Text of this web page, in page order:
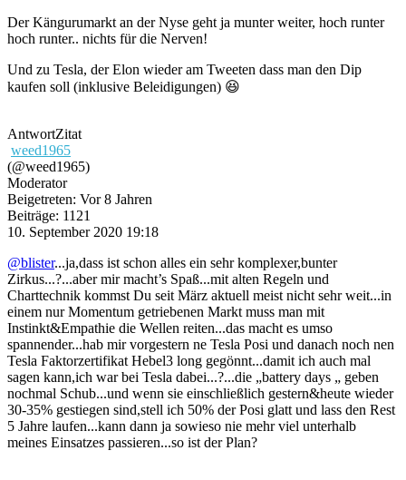
Der Kängurumarkt an der Nyse geht ja munter weiter, hoch runter
hoch runter.. nichts für die Nerven!
Und zu Tesla, der Elon wieder am Tweeten dass man den Dip
kaufen soll (inklusive Beleidigungen) 😆
AntwortZitat
weed1965
(@weed1965)
Moderator
Beigetreten: Vor 8 Jahren
Beiträge: 1121
10. September 2020 19:18
@blister...ja,dass ist schon alles ein sehr komplexer,bunter
Zirkus...?...aber mir macht’s Spaß...mit alten Regeln und
Charttechnik kommst Du seit März aktuell meist nicht sehr weit...in
einem nur Momentum getriebenen Markt muss man mit
Instinkt&Empathie die Wellen reiten...das macht es umso
spannender...hab mir vorgestern ne Tesla Posi und danach noch nen
Tesla Faktorzertifikat Hebel3 long gegönnt...damit ich auch mal
sagen kann,ich war bei Tesla dabei...?...die „battery days „ geben
nochmal Schub...und wenn sie einschließlich gestern&heute wieder
30-35% gestiegen sind,stell ich 50% der Posi glatt und lass den Rest
5 Jahre laufen...kann dann ja sowieso nie mehr viel unterhalb
meines Einsatzes passieren...so ist der Plan?